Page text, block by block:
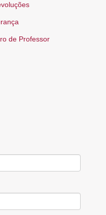
de Professor